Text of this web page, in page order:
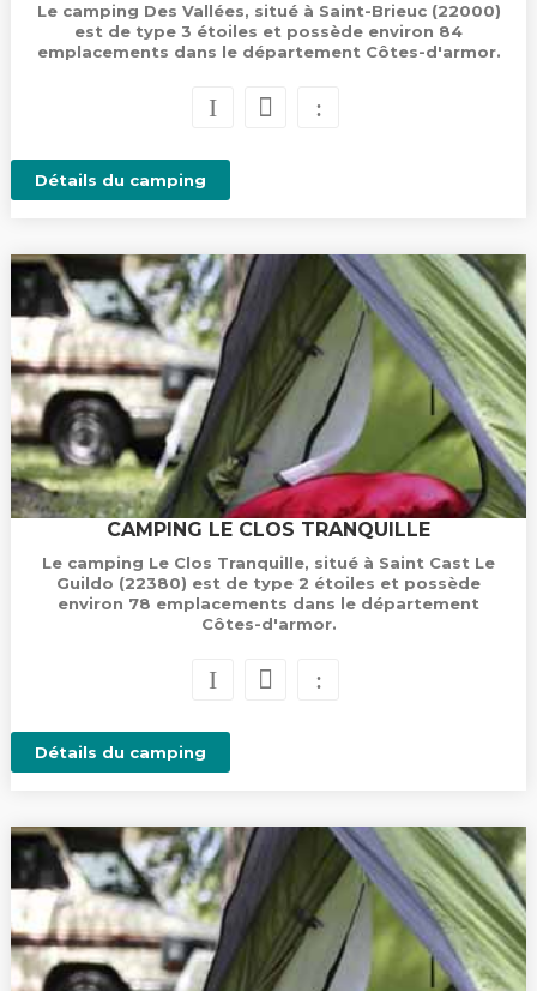
Le camping Des Vallées, situé à Saint-Brieuc (22000)
est de type 3 étoiles et possède environ 84
emplacements dans le département Côtes-d'armor.
Détails du camping
CAMPING LE CLOS TRANQUILLE
Le camping Le Clos Tranquille, situé à Saint Cast Le
Guildo (22380) est de type 2 étoiles et possède
environ 78 emplacements dans le département
Côtes-d'armor.
Détails du camping